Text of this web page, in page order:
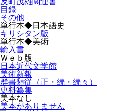
目録
その他
単行本◆日本語史
キリシタン版
単行本◆美術
輸入書
Ｗｅｂ版
日本近代文学館
美術新報
群書類従（正・続・続々）
史料纂集
美本なし
美本がありません